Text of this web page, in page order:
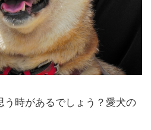
う時があるでしょう？愛犬の